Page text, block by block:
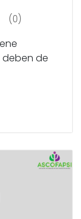
(0)
deben de